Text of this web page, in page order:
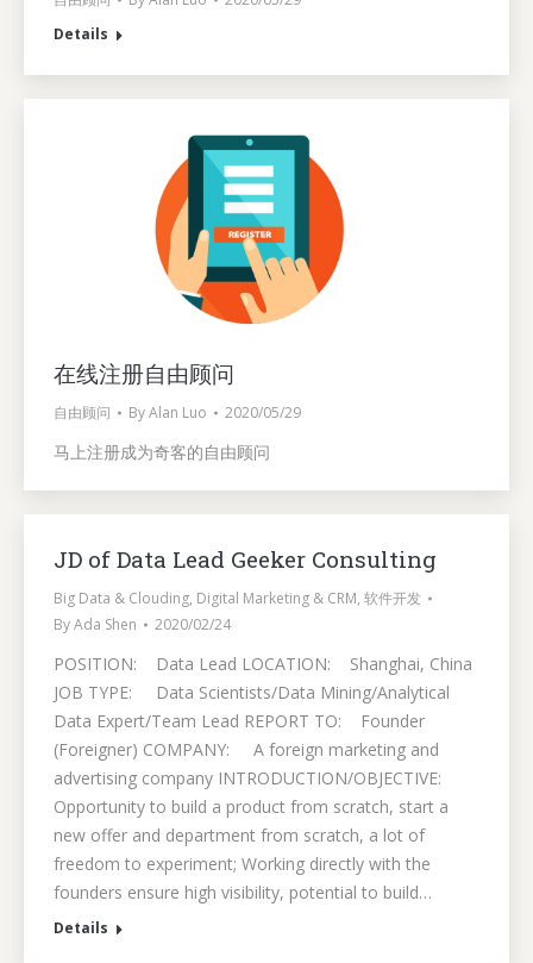
Details
在线注册自由顾问
自由顾问 ByAlan Luo 2020/05/29
马上注册成为奇客的自由顾问
JD of Data Lead Geeker Consulting
Big Data & Clouding, Digital Marketing & CRM, 软件开发
ByAda Shen 2020/02/24
POSITION: Data Lead LOCATION: Shanghai, China
JOB TYPE: Data Scientists/Data Mining/Analytical
Data Expert/Team Lead REPORT TO: Founder
(Foreigner) COMPANY: A foreign marketing and
advertising company INTRODUCTION/OBJECTIVE:
Opportunity to build a product from scratch, start a
new offer and department from scratch, a lot of
freedom to experiment; Working directly with the
founders ensure high visibility, potential to build…
Details